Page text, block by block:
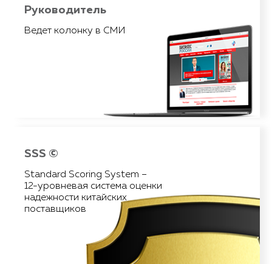
Руководитель
Ведет колонку в СМИ
с Китаем на портале
SSS ©
Standard Scoring System –
12-уровневая система оценки
надежности китайских
поставщиков
Проверка уставного капитала компании
компании в Интернете
Статус компании на топ-площадках
Информация о домене через Whois